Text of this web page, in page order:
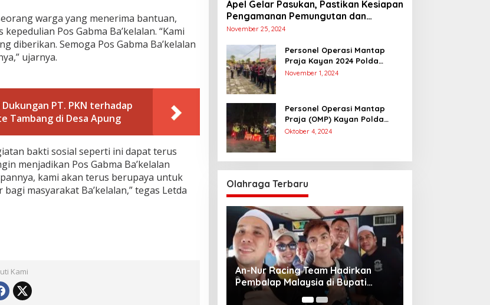
warga yang menerima bantuan,
Pos Gabma Ba’kelalan. “Kami
diberikan. Semoga Pos Gabma Ba’kelalan
ujarnya.
PT. PKN terhadap
Tambang di Desa Apung
bakti sosial seperti ini dapat terus
menjadikan Pos Gabma Ba’kelalan
kami akan terus berupaya untuk
masyarakat Ba’kelalan,” tegas Letda
Kami
Apel Gelar Pasukan, Pastikan Kesiapan
Pengamanan Pemungutan dan
Penghitungan Suara
November 25, 2024
Personel Operasi Mantap
Praja Kayan 2024 Polda
Kaltara Laksanakan
Suara Dalam Rangka Pilkada
2024
November 1, 2024
Personel Operasi Mantap
Praja (OMP) Kayan Polda
Kaltara Laksanakan Pam
Oktober 4, 2024
Olahraga Terbaru
Unggul Adu Pinalti, Gapindo FC
Menanti Penantang Selanjutnya di
Semifinal Bupati Cup 2024